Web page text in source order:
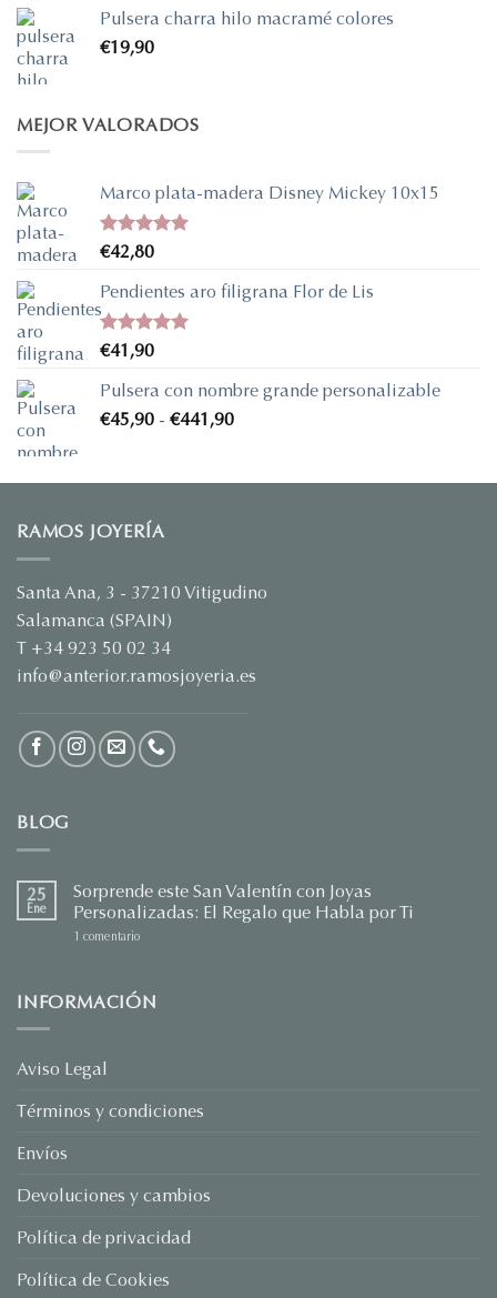
desde
Pulsera charra hilo macramé colores
€19,90
MEJOR VALORADOS
Marco plata-madera Disney Mickey 10x15
Valorado
con
de 5
€42,80
Pendientes aro filigrana Flor de Lis
Valorado
con
de 5
€41,90
Pulsera con nombre grande personalizable
€45,90 - €441,90Rango
desde
RAMOS JOYERÍA
Santa Ana, 3 - 37210 Vitigudino
Salamanca (SPAIN)
T +34 923 50 02 34
info@anterior.ramosjoyeria.es
BLOG
25
Ene
Sorprende este San Valentín con Joyas
Personalizadas: El Regalo que Habla por Ti
1 comentarioen
Valentín
con
por
INFORMACIÓN
Aviso Legal
Términos y condiciones
Envíos
Devoluciones y cambios
Política de privacidad
Política de Cookies